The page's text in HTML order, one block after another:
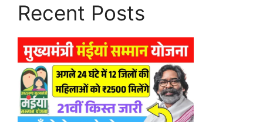
Recent Posts